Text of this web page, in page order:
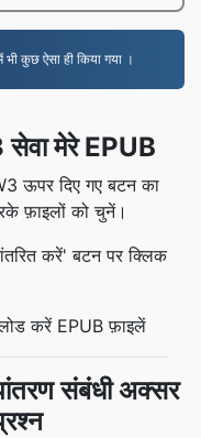
कुछ ऐसा ही किया गया ।
सेवा मेरे EPUB
ऊपर दिए गए बटन का
फ़ाइलों को चुनें।
करें' बटन पर क्लिक
करें EPUB फ़ाइलें
संबंधी अक्सर